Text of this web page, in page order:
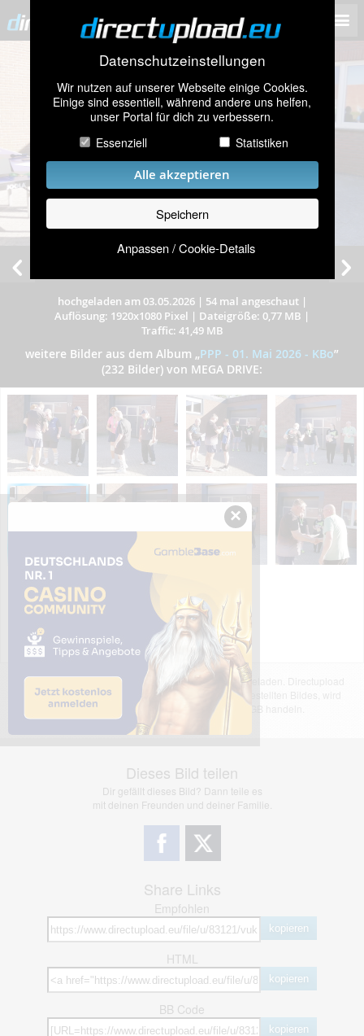
Datenschutzeinstellungen
Wir nutzen auf unserer Webseite einige Cookies.
Einige sind essentiell, während andere uns helfen,
unser Portal für dich zu verbessern.
Essenziell
Statistiken
Alle akzeptieren
Speichern
Anpassen / Cookie-Details
hochgeladen am 03.05.2026| 54 mal angeschaut|
Auflösung: 1920x1080 Pixel | Dateigröße: 0,77 MB |
Traffic: 41,49 MB
weitere Bilder aus dem Album „PPP - 01. Mai 2026 - KBo”
(232 Bilder) von MEGA DRIVE:
Das dargestellte Bild wurde von einem Nutzer hochgeladen. Directupload
übernimmt keinerlei Haftung für den Inhalt des dargestellten Bildes, wird
jedoch bei Verstößen nach §2(3) unserer AGB handeln.
Dieses Bild teilen
Dir gefällt dieses Bild? Dann teile es
mit deinen Freunden und deiner Familie.
Share Links
Empfohlen
kopieren
HTML
kopieren
BB Code
kopieren
×